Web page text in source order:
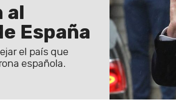
al
España
el país que
española.